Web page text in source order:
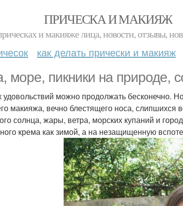
ПРИЧЕСКА И МАКИЯЖ
и макияже лица, новости, отзывы,
как делать прически и макияж
море, пикники на природе,
удовольствий можно продолжать бесконечно.
макияжа, вечно блестящего носа, слипшихся
солнца, жары, ветра, морских купаний и
крема как зимой, а на незащищенную